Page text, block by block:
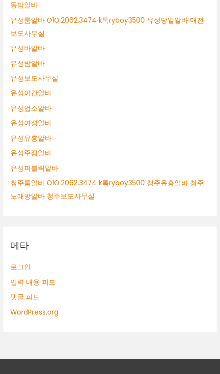
동밤알바
유성룸알바 O1O.2062.3474 k톡ryboy3500 유성당일알바 대전
보도사무실
유성바알바
유성밤알바
유성보도사무실
유성야간알바
유성업소알바
유성여성알바
유성유흥알바
유성주점알바
유성퍼블릭알바
청주룸알바 O1O.2062.3474 k톡ryboy3500 청주유흥알바 청주
노래방알바 청주보도사무실
메타
로그인
입력 내용 피드
댓글 피드
WordPress.org